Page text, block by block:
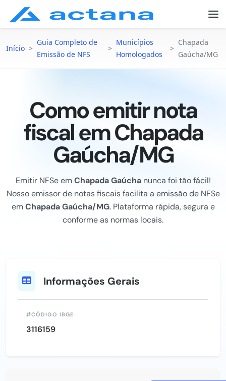
Início >
Guia Completo de
Emissão de NFS
>
Municípios
Homologados
>
Chapada
Gaúcha/MG
Como emitir nota
fiscal em Chapada
Gaúcha/MG
Emitir NFSe emChapada Gaúchanunca foi tão fácil!
Nosso emissor de notas fiscais facilita a emissão de NFSe
emChapada Gaúcha/MG. Plataforma rápida, segura e
conforme as normas locais.
Informações Gerais
CÓDIGO IBGE
3116159